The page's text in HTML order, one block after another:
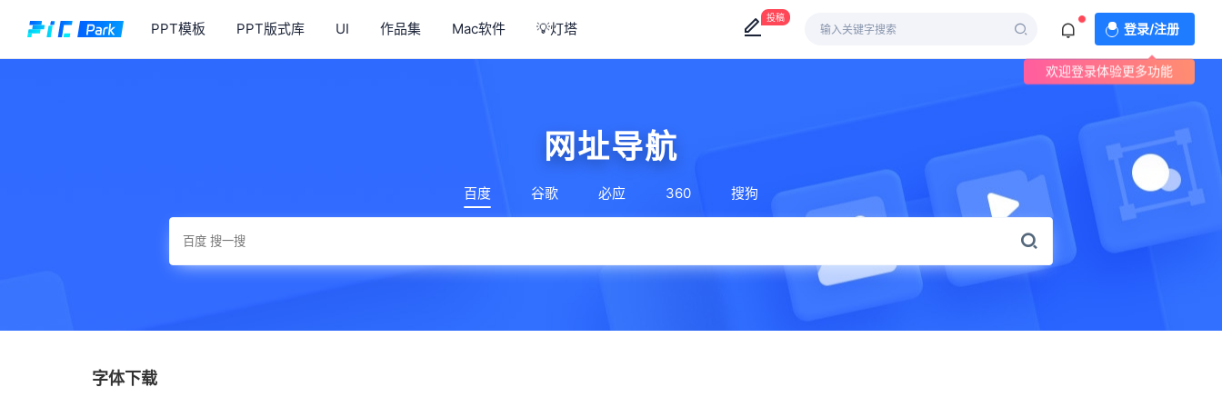
PPT模板 PPT版式库 UI 作品集 Mac软件 💡灯塔
投稿
登录/注册
欢迎登录体验更多功能
网址导航
百度 谷歌 必应 360 搜狗
字体下载